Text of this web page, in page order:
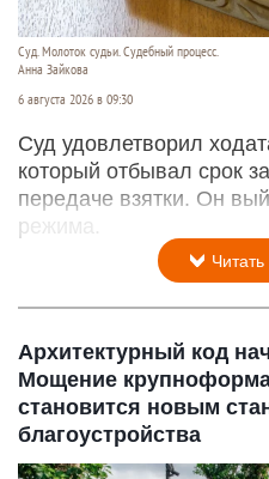
Суд. Молоток судьи. Судебный процесс.
Анна Зайкова
6 августа 2026 в 09:30
Суд удовлетворил
который отбывал срок
передаче взятки. Он
режима.
Архитектурный код
Мощение
становится новым
благоустройства